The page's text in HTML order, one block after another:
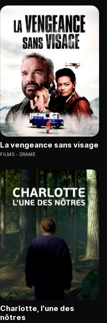
La vengeance sans visage
FILMS DRAME
Charlotte, l'une des
nôtres